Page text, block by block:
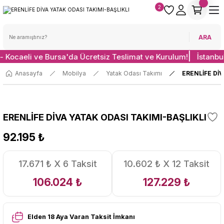
ARA
2
Kocaeli ve Bursa'da Ücretsiz Teslimat ve Kurulum!
Anasayfa Mobilya Yatak Odası Takımı ERENLİFE
ERENLİFE DİVA YATAK ODASI TAKIMI-BAŞLIKLI
92.195 ₺
17.671 ₺ X 6 Taksit
106.024 ₺
10.602 ₺ X 12 Taksit
127.229 ₺
Elden 18 Aya Varan Taksit İmkanı